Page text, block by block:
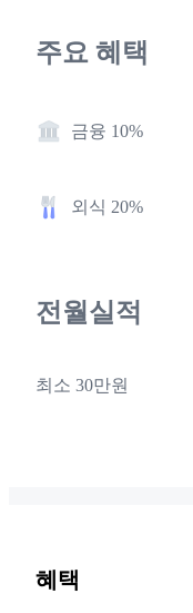
주요 혜택
금융 10%
외식 20%
전월실적
최소 30만원
혜택